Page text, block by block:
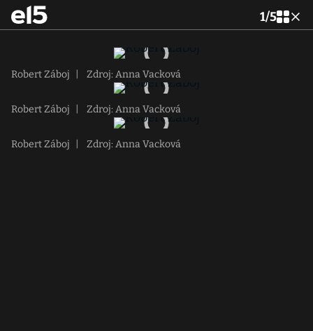
1/5
Robert Záboj Zdroj: Anna Vacková
Robert Záboj Zdroj: Anna Vacková
Robert Záboj Zdroj: Anna Vacková